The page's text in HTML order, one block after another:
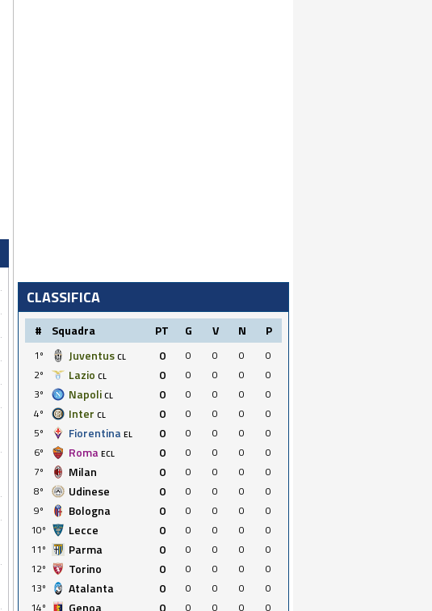
CLASSIFICA
# Squadra PT G V N P
1º Juventus CL 0 0 0 0
0
2º
Lazio CL 0 0 0 0
0
3º
Napoli CL 0 0 0 0
0
4º
Inter CL 0 0 0 0
0
5º
Fiorentina EL 0 0 0 0
0
6º
Roma ECL 0 0 0 0
0
7º
Milan 0 0 0 0
0
8º
Udinese 0 0 0 0
0
9º
Bologna 0 0 0 0
0
10º
Lecce 0 0 0 0
0
11º
Parma 0 0 0 0
0
12º
Torino 0 0 0 0
0
13º
Atalanta 0 0 0 0
0
14º
Genoa 0 0 0 0 0